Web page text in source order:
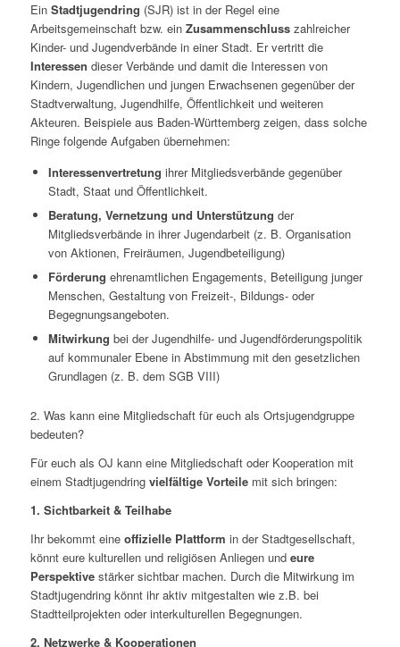
Ein Stadtjugendring (SJR) ist in der Regel eine
Arbeitsgemeinschaft bzw. ein Zusammenschlusszahlreicher
Kinder- und Jugendverbände in einer Stadt. Er vertritt die
Interessen dieser Verbände und damit die Interessen von
Kindern, Jugendlichen und jungen Erwachsenen gegenüber der
Stadtverwaltung, Jugendhilfe, Öffentlichkeit und weiteren
Akteuren. Beispiele aus Baden-Württemberg zeigen, dass solche
Ringe folgende Aufgaben übernehmen:
Interessenvertretung ihrer Mitgliedsverbände gegenüber
Stadt, Staat und Öffentlichkeit.
Beratung, Vernetzung und Unterstützung der
Mitgliedsverbände in ihrer Jugendarbeit (z. B. Organisation
von Aktionen, Freiräumen, Jugendbeteiligung)
Förderung ehrenamtlichen Engagements, Beteiligung junger
Menschen, Gestaltung von Freizeit-, Bildungs- oder
Begegnungsangeboten.
Mitwirkung bei der Jugendhilfe- und Jugendförderungspolitik
auf kommunaler Ebene in Abstimmung mit den gesetzlichen
Grundlagen (z. B. dem SGB VIII)
2. Was kann eine Mitgliedschaft für euch als Ortsjugendgruppe
bedeuten?
Für euch als OJ kann eine Mitgliedschaft oder Kooperation mit
einem Stadtjugendring vielfältige Vorteilemit sich bringen:
1. Sichtbarkeit & Teilhabe
Ihr bekommt eine offizielle Plattform in der Stadtgesellschaft,
könnt eure kulturellen und religiösen Anliegen und eure
Perspektivestärker sichtbar machen. Durch die Mitwirkung im
Stadtjugendring könnt ihr aktiv mitgestalten wie z.B. bei
Stadtteilprojekten oder interkulturellen Begegnungen.
2. Netzwerke & Kooperationen